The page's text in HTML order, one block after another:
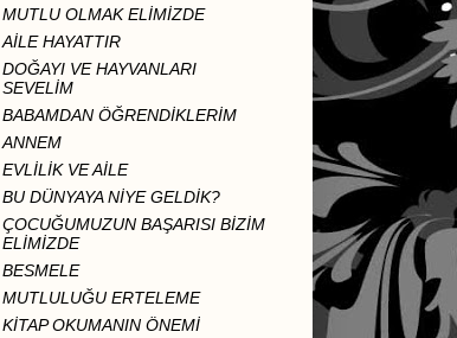
MUTLU OLMAK ELİMİZDE
AİLE HAYATTIR
DOĞAYI VE HAYVANLARI
SEVELİM
BABAMDAN ÖĞRENDİKLERİM
ANNEM
EVLİLİK VE AİLE
BU DÜNYAYA NİYE GELDİK?
ÇOCUĞUMUZUN BAŞARISI BİZİM
ELİMİZDE
BESMELE
MUTLULUĞU ERTELEME
KİTAP OKUMANIN ÖNEMİ